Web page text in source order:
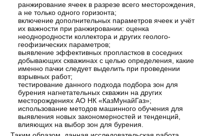
ранжирование ячеек в разрезе всего месторождения,
а не только одного горизонта;
включение дополнительных параметров ячеек и учёт
их важности при ранжировании: оценка
неоднородности коллектора и других геолого-
геофизических параметров;
выявление эффективных пропластков в соседних
добывающих скважинах с целью определения, какие
именно пачки следует выделить при проведении
взрывных работ;
тестирование данного подхода подбора зон для
бурения нагнетательных скважин на других
месторождениях АО НК «КазМунайГаз»;
использование методов машинного обучения для
выявления новых закономерностей и тенденций,
влияющих на выбор зон для бурения.